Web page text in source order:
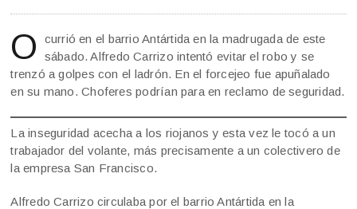
O
currió en el barrio Antártida en la madrugada de este
sábado. Alfredo Carrizo intentó evitar el robo y se
trenzó a golpes con el ladrón. En el forcejeo fue apuñalado
en su mano. Choferes podrían para en reclamo de seguridad.
La inseguridad acecha a los riojanos y esta vez le tocó a un
trabajador del volante, más precisamente a un colectivero de
la empresa San Francisco.
Alfredo Carrizo circulaba por el barrio Antártida en la